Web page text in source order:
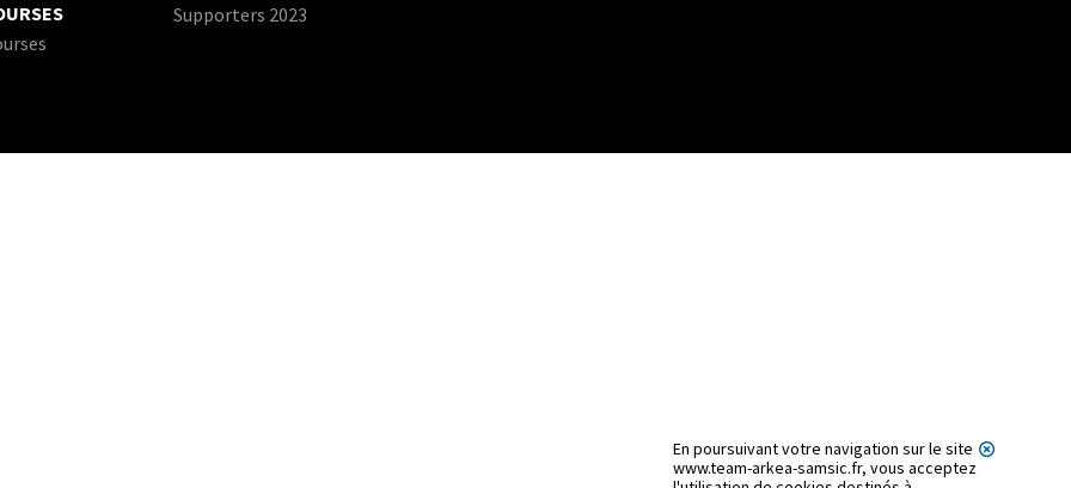
En poursuivant votre navigation sur le site
www.team-arkea-samsic.fr, vous acceptez
Supporters 2023